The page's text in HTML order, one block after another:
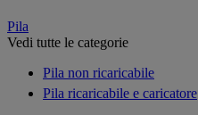
Pila
Vedi tutte le categorie
Pila non ricaricabile
Pila ricaricabile e caricatore